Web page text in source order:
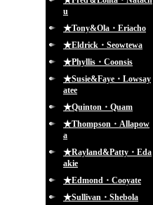
u
★Tony&Ola・Eriacho
★Eldrick・Seowtewa
★Phyllis・Coonsis
★Susie&Faye・Lowsay
atee
★Quinton・Quam
★Thompson・Allapow
a
★Rayland&Patty・Eda
akie
★Edmond・Cooyate
★Sullivan・Shebola